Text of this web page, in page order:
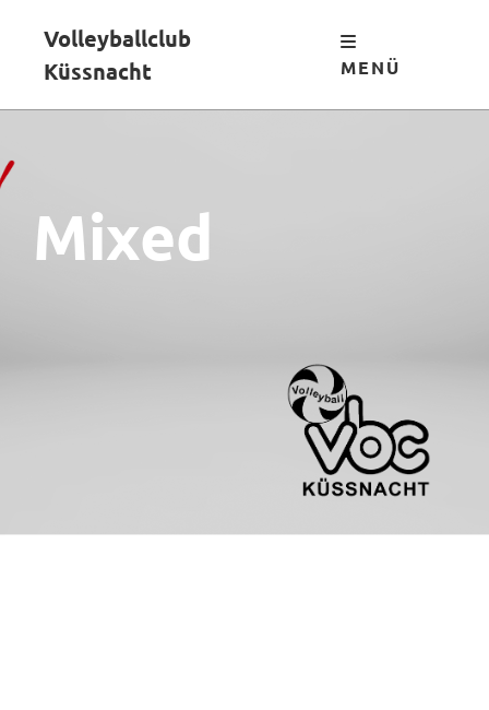
Volleyballclub
Küssnacht
MENÜ
Mixed